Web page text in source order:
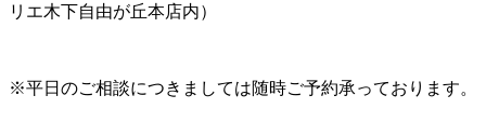
リエ木下自由が丘本店内）
※平日のご相談につきましては随時ご予約承っております。